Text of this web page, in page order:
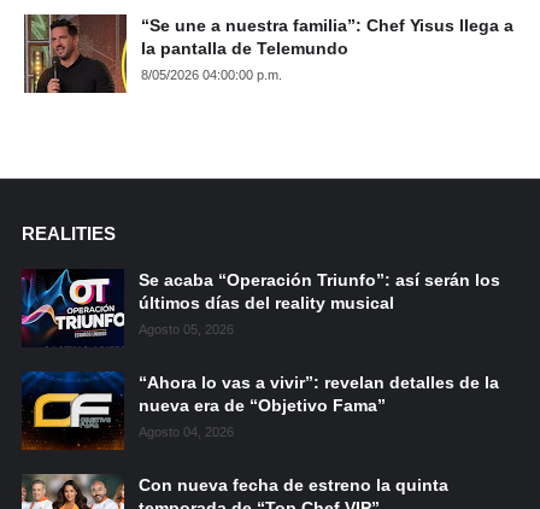
“Se une a nuestra familia”: Chef Yisus llega a
la pantalla de Telemundo
8/05/2026 04:00:00 p.m.
REALITIES
Se acaba “Operación Triunfo”: así serán los
últimos días del reality musical
Agosto 05, 2026
“Ahora lo vas a vivir”: revelan detalles de la
nueva era de “Objetivo Fama”
Agosto 04, 2026
Con nueva fecha de estreno la quinta